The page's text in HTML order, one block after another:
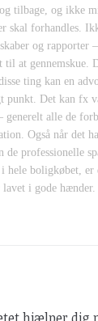
tilbage, og ikke
skal forhandles.
og rapporter
til at gennemskue.
ting kan en
punkt. Det kan fx
generelt alle de
Også når det
de professionelle
hele boligkøbet, er
i gode hænder.